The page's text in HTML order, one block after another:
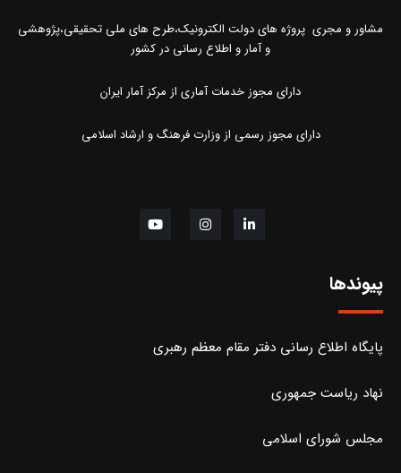
مشاور و مجری پروژه های دولت الکترونیک،طرح های ملی تحقیقی،پژوهشی
و آمار و اطلاع رسانی در کشور
دارای مجوز خدمات آماری از مرکز آمار ایران
دارای مجوز رسمی از وزارت فرهنگ و ارشاد اسلامی
پیوندها
پایگاه اطلاع رسانی دفتر مقام معظم رهبری
نهاد ریاست جمهوری
مجلس شورای اسلامی